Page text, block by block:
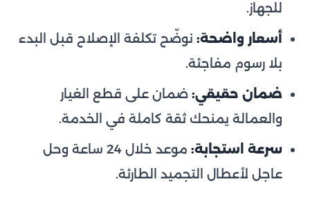
للجهاز.
أسعار واضحة: نوضّح تكلفة الإصلاح قبل البدء
بلا رسوم مفاجئة.
ضمان حقيقي: ضمان على قطع الغيار
والعمالة يمنحك ثقة كاملة في الخدمة.
سرعة استجابة:
موعد خلال 24 ساعة وحل
عاجل لأعطال التجميد الطارئة.